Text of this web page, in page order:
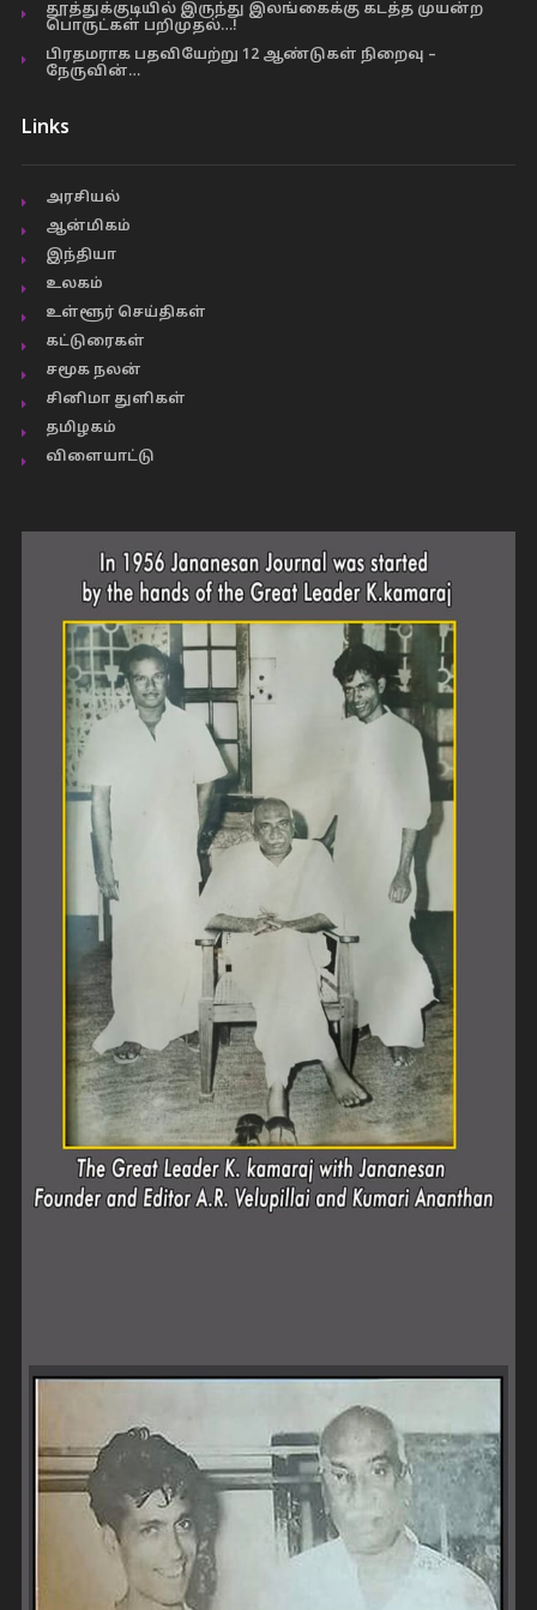
தூத்துக்குடியில் இருந்து இலங்கைக்கு கடத்த முயன்ற
பொருட்கள் பறிமுதல்…!
பிரதமராக பதவியேற்று 12 ஆண்டுகள் நிறைவு –
நேருவின்…
Links
அரசியல்
ஆன்மிகம்
இந்தியா
உலகம்
உள்ளூர் செய்திகள்
கட்டுரைகள்
சமூக நலன்
சினிமா துளிகள்
தமிழகம்
விளையாட்டு